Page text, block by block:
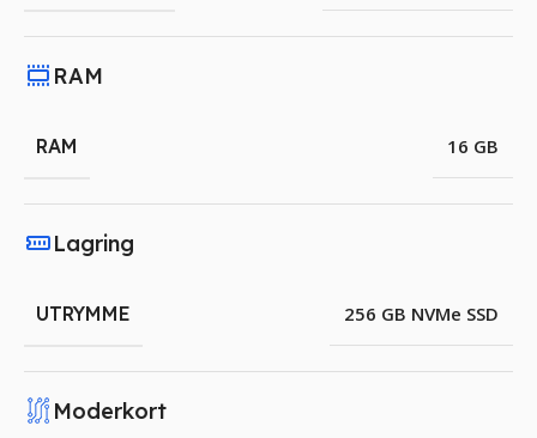
RAM
RAM 16 GB
Lagring
UTRYMME 256 GB NVMe SSD
Moderkort